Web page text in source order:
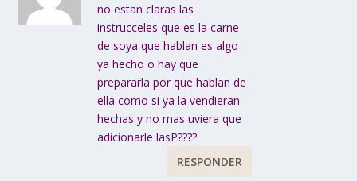
no estan claras las
instrucceles que es la carne
de soya que hablan es algo
ya hecho o hay que
prepararla por que hablan de
ella como si ya la vendieran
hechas y no mas uviera que
adicionarle lasP????
RESPONDER